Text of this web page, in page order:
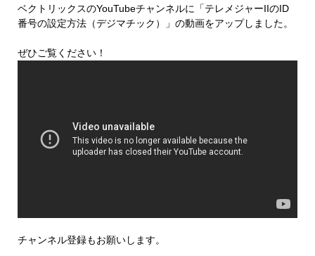
ベクトリックスのYouTubeチャンネルに「テレメジャーIIのID
番号の設定方法（デジマチック）」の動画をアップしました。
ぜひご覧ください！
チャンネル登録もお願いします。